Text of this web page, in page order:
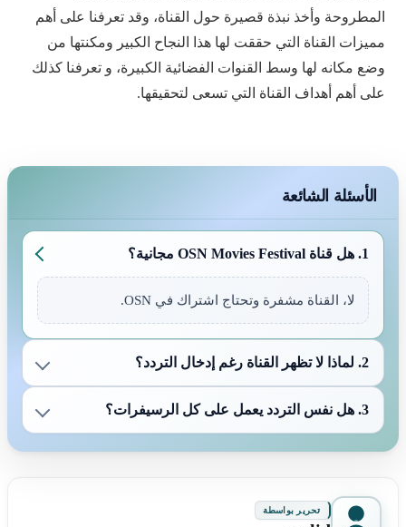
المطروحة وأخذ نبذة قصيرة حول القناة، وقد تعرفنا على أهم
مميزات القناة التي حققت لها هذا النجاح الكبير ومكنتها من
وضع مكانه لها وسط القنوات الفضائية الكبيرة، و تعرفنا كذلك
على أهم أهداف القناة التي تسعى لتحقيقها.
الأسئلة الشائعة
1. هل قناة OSN Movies Festival مجانية؟
لا، القناة مشفرة وتحتاج اشتراك في OSN.
2. لماذا لا تظهر القناة رغم إدخال التردد؟
3. هل نفس التردد يعمل على كل الرسيفرات؟
تحرير بواسطة